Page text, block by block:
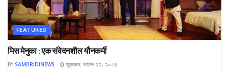
FEATURED
मिस मेनुका : एक संवेदनशील यौनकर्मी
BY SAMBRIDINEWS शुक्रबार, साउन २२, २०८३